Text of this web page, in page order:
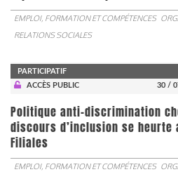
EMPLOI, FORMATION ET COMPÉTENCES
RELATIONS SOCIALES
PARTICIPATIF
ACCÈS PUBLIC
30 /
Politique anti-discrimination
discours d’inclusion se
Filiales
EMPLOI, FORMATION ET COMPÉTENCES